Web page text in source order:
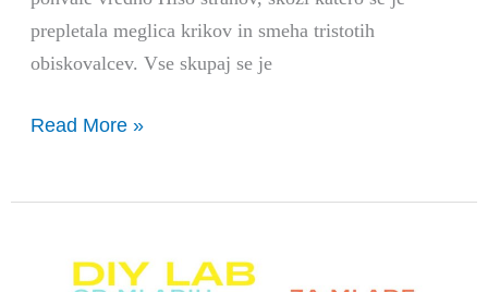
prepletala meglica krikov in smeha tristotih
obiskovalcev. Vse skupaj se je
Read More »
PROSTOR